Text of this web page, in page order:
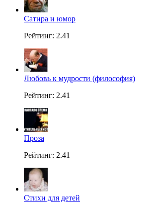
Сатира и юмор
Рейтинг: 2.41
Любовь к мудрости (философия)
Рейтинг: 2.41
Проза
Рейтинг: 2.41
Стихи для детей